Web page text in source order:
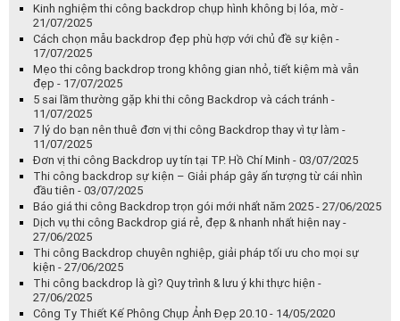
Kinh nghiệm thi công backdrop chụp hình không bị lóa, mờ -
21/07/2025
Cách chọn mẫu backdrop đẹp phù hợp với chủ đề sự kiện -
17/07/2025
Mẹo thi công backdrop trong không gian nhỏ, tiết kiệm mà vẫn
đẹp - 17/07/2025
5 sai lầm thường gặp khi thi công Backdrop và cách tránh -
11/07/2025
7 lý do bạn nên thuê đơn vị thi công Backdrop thay vì tự làm -
11/07/2025
Đơn vị thi công Backdrop uy tín tại TP. Hồ Chí Minh - 03/07/2025
Thi công backdrop sự kiện – Giải pháp gây ấn tượng từ cái nhìn
đầu tiên - 03/07/2025
Báo giá thi công Backdrop trọn gói mới nhất năm 2025 - 27/06/2025
Dịch vụ thi công Backdrop giá rẻ, đẹp & nhanh nhất hiện nay -
27/06/2025
Thi công Backdrop chuyên nghiệp, giải pháp tối ưu cho mọi sự
kiện - 27/06/2025
Thi công backdrop là gì? Quy trình & lưu ý khi thực hiện -
27/06/2025
Công Ty Thiết Kế Phông Chụp Ảnh Đẹp 20.10 - 14/05/2020